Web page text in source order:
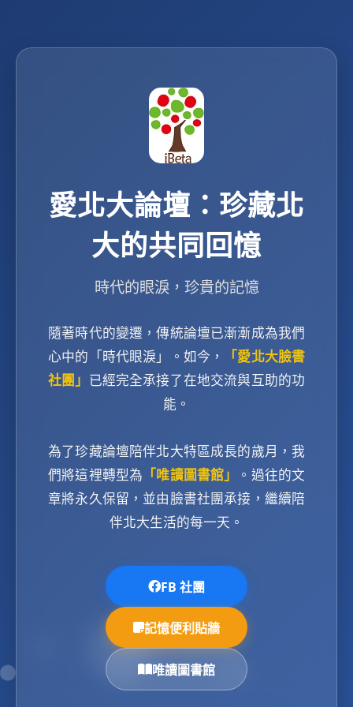
愛北大論壇：珍藏北
大的共同回憶
時代的眼淚，珍貴的記憶
隨著時代的變遷，傳統論壇已漸漸成為我們
心中的「時代眼淚」。如今，
「愛北大臉書
社團」 已經完全承接了在地交流與互助的功
能。
為了珍藏論壇陪伴北大特區成長的歲月，我
們將這裡轉型為 「唯讀圖書館」
。過往的文
章將永久保留，並由臉書社團承接，繼續陪
伴北大生活的每一天。
FB 社團
記憶便利貼牆
唯讀圖書館